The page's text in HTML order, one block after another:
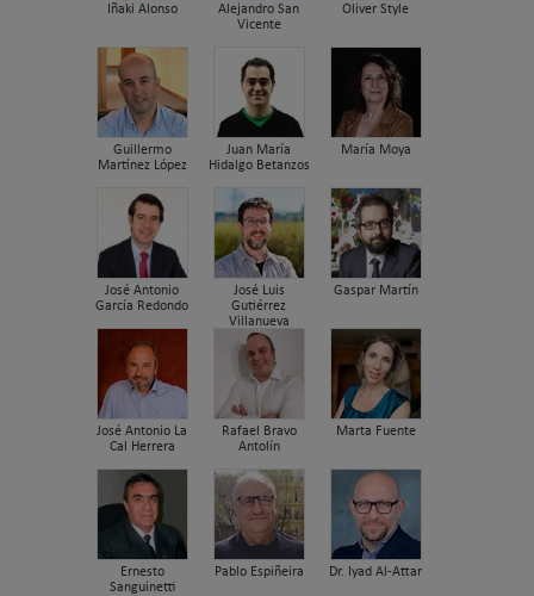
Iñaki Alonso
Alejandro San
Vicente
Oliver Style
Guillermo
Martínez López
Juan María
Hidalgo Betanzos
María Moya
José Antonio
García Redondo
José Luis
Gutiérrez
Villanueva
Gaspar Martín
José Antonio La
Cal Herrera
Rafael Bravo
Antolín
Marta Fuente
Ernesto
Sanguinetti
Pablo Espiñeira Dr. Iyad Al-Attar